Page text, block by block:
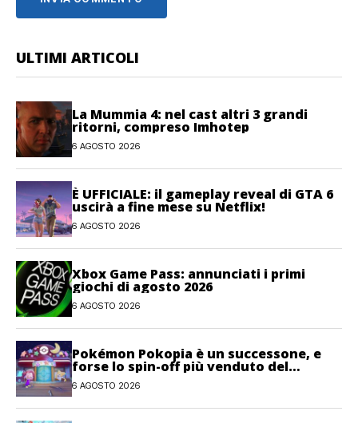
ULTIMI ARTICOLI
La Mummia 4: nel cast altri 3 grandi
ritorni, compreso Imhotep
6 AGOSTO 2026
È UFFICIALE: il gameplay reveal di GTA 6
uscirà a fine mese su Netflix!
6 AGOSTO 2026
Xbox Game Pass: annunciati i primi
giochi di agosto 2026
6 AGOSTO 2026
Pokémon Pokopia è un successone, e
forse lo spin-off più venduto del
franchise
6 AGOSTO 2026